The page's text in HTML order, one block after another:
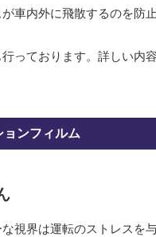
車内外に飛散するのを防
っております。詳しい内
ンフィルム
視界は運転のストレスを